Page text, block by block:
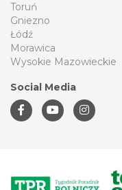
Toruń
Gniezno
Łódź
Morawica
Wysokie Mazowieckie
Social Media